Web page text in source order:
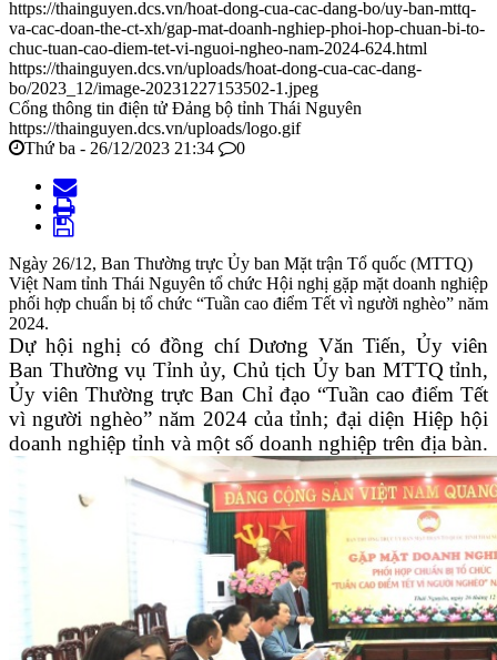
https://thainguyen.dcs.vn/hoat-dong-cua-cac-dang-bo/uy-ban-mttq-
va-cac-doan-the-ct-xh/gap-mat-doanh-nghiep-phoi-hop-chuan-bi-to-
chuc-tuan-cao-diem-tet-vi-nguoi-ngheo-nam-2024-624.html
https://thainguyen.dcs.vn/uploads/hoat-dong-cua-cac-dang-
bo/2023_12/image-20231227153502-1.jpeg
Cổng thông tin điện tử Đảng bộ tỉnh Thái Nguyên
https://thainguyen.dcs.vn/uploads/logo.gif
Thứ ba - 26/12/2023 21:34
0
Ngày 26/12, Ban Thường trực Ủy ban Mặt trận Tổ quốc (MTTQ)
Việt Nam tỉnh Thái Nguyên tổ chức Hội nghị gặp mặt doanh nghiệp
phối hợp chuẩn bị tổ chức “Tuần cao điểm Tết vì người nghèo” năm
2024.
Dự hội nghị có đồng chí Dương Văn Tiến, Ủy viên
Ban Thường vụ Tỉnh ủy, Chủ tịch Ủy ban MTTQ tỉnh,
Ủy viên Thường trực Ban Chỉ đạo “Tuần cao điểm Tết
vì người nghèo” năm 2024 của tỉnh; đại diện Hiệp hội
doanh nghiệp tỉnh và một số doanh nghiệp trên địa bàn.